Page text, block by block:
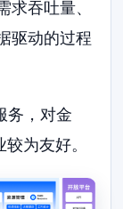
求吞吐量、
驱动的过程
务，对金
为友好。